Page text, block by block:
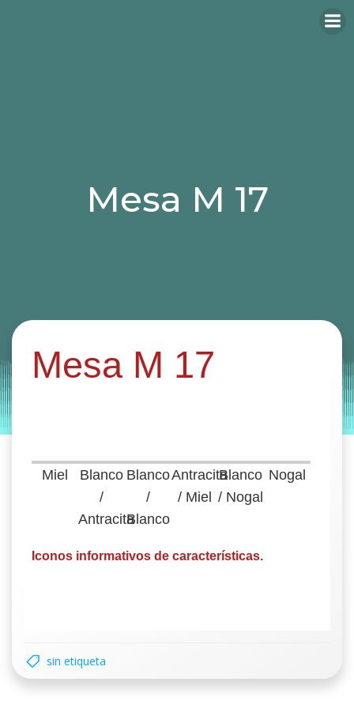
Mesa M 17
Entorno | on enero 22, 2020
Mesa M 17
Miel
Blanco
/
Antracita
Blanco
/
Blanco
Antracita
/ Miel
Blanco
/ Nogal
Nogal
Iconos informativos de características.
sin etiqueta